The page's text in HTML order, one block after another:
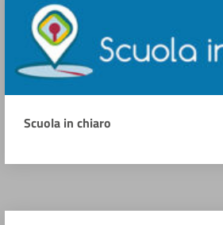
Scuola in chiaro